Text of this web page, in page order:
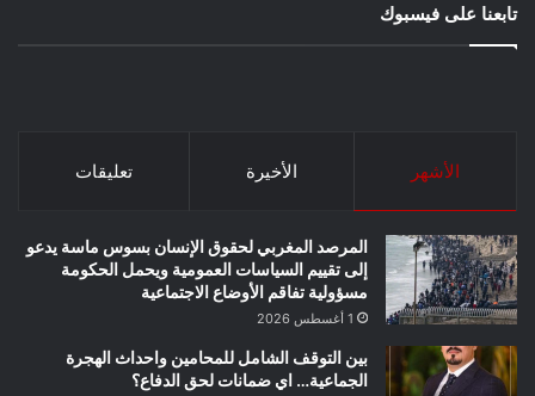
تابعنا على فيسبوك
الأشهر الأخيرة تعليقات
المرصد المغربي لحقوق الإنسان بسوس ماسة يدعو
إلى تقييم السياسات العمومية ويحمل الحكومة
مسؤولية تفاقم الأوضاع الاجتماعية
1 أغسطس 2026
بين التوقف الشامل للمحامين واحداث الهجرة
الجماعية… اي ضمانات لحق الدفاع؟